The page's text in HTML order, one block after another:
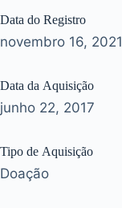
Data do Registro
novembro 16, 2021
Data da Aquisição
junho 22, 2017
Tipo de Aquisição
Doação